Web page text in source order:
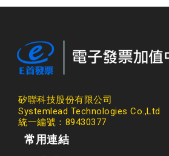
矽聯科技股份有限公司
Systemlead Technologies Co.,Ltd
統一編號：89430377
常用連結